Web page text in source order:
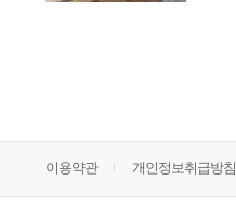
이용약관 개인정보취급방침